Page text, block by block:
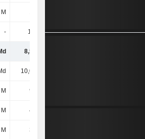
- 1,26 M 5 M 9 M
8,54 Md
10,09 Md
916 M
415 M
303 M